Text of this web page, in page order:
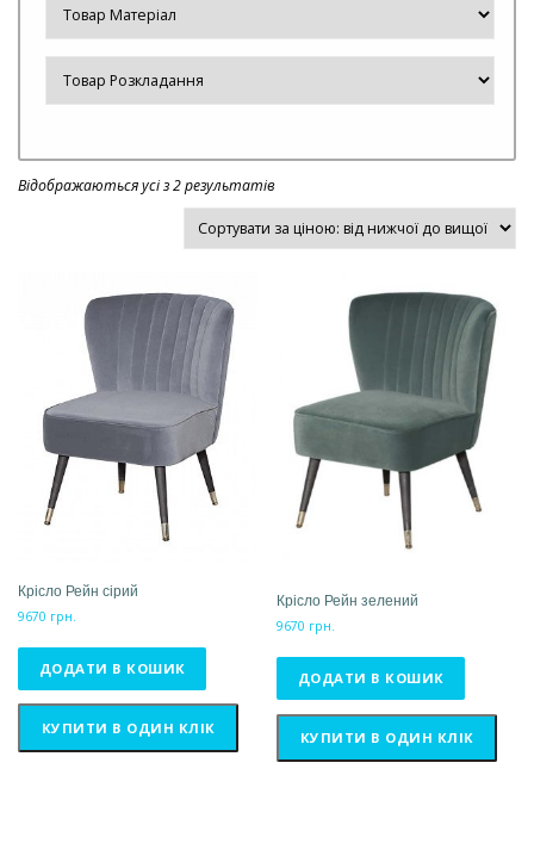
Відображаються усі з 2 результатів
Крісло Рейн сірий
9670 грн.
ДОДАТИ В КОШИК
КУПИТИ В ОДИН КЛІК
Крісло Рейн зелений
9670 грн.
ДОДАТИ В КОШИК
КУПИТИ В ОДИН КЛІК